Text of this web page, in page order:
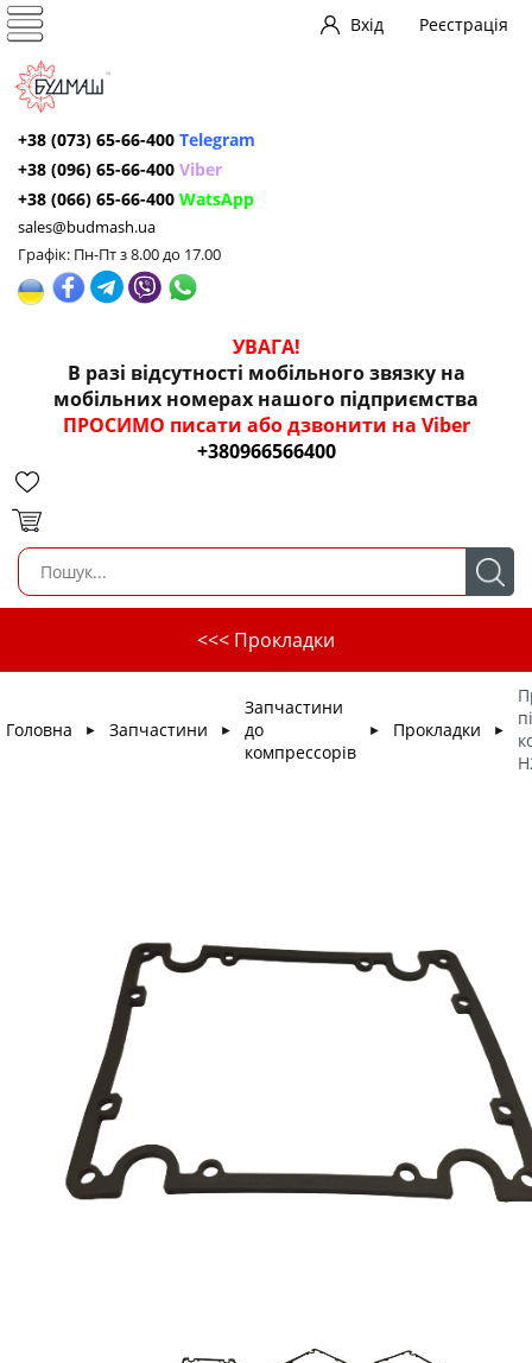
Вхід Реєстрація
+38 (073) 65-66-400 Telegram
+38 (096) 65-66-400 Viber
+38 (066) 65-66-400 WatsApp
sales@budmash.ua
Графік: Пн-Пт з 8.00 до 17.00
УВАГА!
В разі відсутності мобільного звязку на
мобільних номерах нашого підприємства
ПРОСИМО писати або дзвонити на Viber
+380966566400
<<< Прокладки
Головна ► Запчастини ►
Запчастини
до
компрессорів
► Прокладки ►